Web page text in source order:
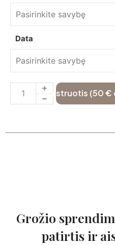
Data
Registruotis (50 €
Grožio
patirtis ir